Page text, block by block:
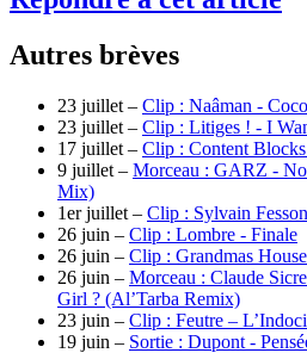
Autres brèves
23 juillet – Clip : Naâman -
23 juillet – Clip : Litiges ! - I
17 juillet – Clip : Content
9 juillet – Morceau : GARZ -
Mix)
1er juillet – Clip : Sylvain
26 juin – Clip : Lombre - Finale
26 juin – Clip : Grandmas
26 juin – Morceau : Claude
Girl ? (Al’Tarba Remix)
23 juin – Clip : Feutre –
19 juin – Sortie : Dupont -